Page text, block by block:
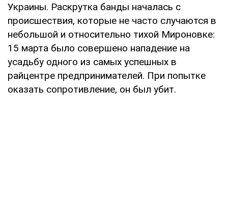
Украины. Раскрутка банды началась с
происшествия, которые не часто случаются в
небольшой и относительно тихой Мироновке:
15 марта было совершено нападение на
усадьбу одного из самых успешных в
райцентре предпринимателей. При попытке
оказать сопротивление, он был убит.